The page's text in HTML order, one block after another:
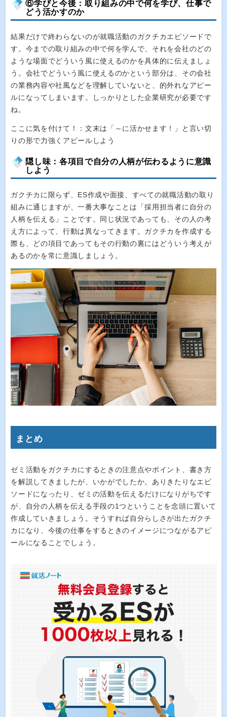
⑥学びと今後：取り組みの中で何を学び、仕事で
どう活かすのか
結果だけで終わらないのが就職活動のガクチカエピソードで
す。今までの取り組みの中で何を学んで、それを会社のどの
ような場面でどういう風に使えるのかを具体的に伝えましょ
う。会社でどういう風に使えるのかという部分は、その会社
の業務内容や社風などを理解していないと、的外れなアピー
ルになってしまいます。しっかりとした企業研究が必要です
ね。
ここに気を付けて！：文末は「～に活かせます！」と言い切
りの形で力強くアピールしよう
隠し味：各項目で自分の人柄が伝わるように意識
しよう
ガクチカに限らず、ES作成や面接、すべての就職活動の取り
組みに通じますが、一番大事なことは「採用担当者に自分の
人柄を伝える」ことです。同じ状況であっても、その人の考
え方によって、行動は異なってきます。ガクチカを作成する
際も、どの項目であってもその行動の裏にはどういう考えが
あるのかを常に意識しましょう。
まとめ
ゼミ活動をガクチカにするときの注意点やポイント、書き方
を解説してきましたが、いかがでしたか。ありきたりなエピ
ソードになったり、ゼミの活動を伝えるだけになりがちです
が、自分の人柄を伝える手段の1つということを念頭に置いて
作成していきましょう。そうすれば自分らしさが出たガクチ
カになり、今後の仕事をするときのイメージにつながるアピ
ールになることでしょう。